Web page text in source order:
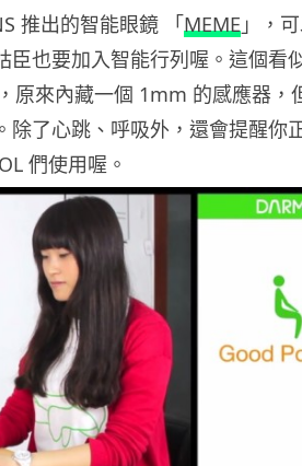
推出的智能眼鏡 「MEME 」，
臣也要加入智能行列喔。這個看
原來內藏一個 1mm 的感應器，
除了心跳、呼吸外，還會提醒你
們使用喔。